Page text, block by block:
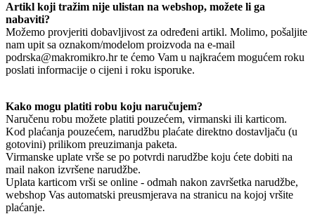
Artikl koji tražim nije ulistan na webshop, možete li ga
nabaviti?
Možemo provjeriti dobavljivost za određeni artikl. Molimo, pošaljite
nam upit sa oznakom/modelom proizvoda na e-mail
podrska@makromikro.hr te ćemo Vam u najkraćem mogućem roku
poslati informacije o cijeni i roku isporuke.
Kako mogu platiti robu koju naručujem?
Naručenu robu možete platiti pouzećem, virmanski ili karticom.
Kod plaćanja pouzećem, narudžbu plaćate direktno dostavljaču (u
gotovini) prilikom preuzimanja paketa.
Virmanske uplate vrše se po potvrdi narudžbe koju ćete dobiti na
mail nakon izvršene narudžbe.
Uplata karticom vrši se online - odmah nakon završetka narudžbe,
webshop Vas automatski preusmjerava na stranicu na kojoj vršite
plaćanje.